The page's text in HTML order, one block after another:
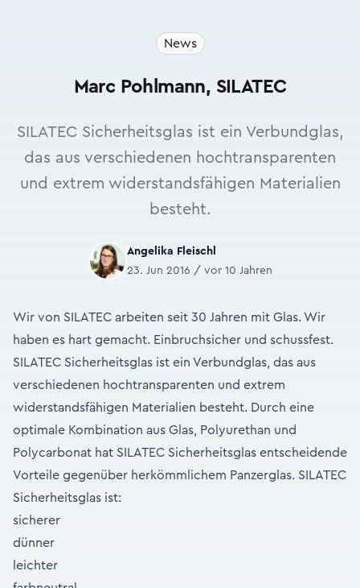
News
Marc Pohlmann, SILATEC
SILATEC Sicherheitsglas ist ein Verbundglas,
das aus verschiedenen hochtransparenten
und extrem widerstandsfähigen Materialien
besteht.
Angelika Fleischl
23. Jun 2016 / vor 10 Jahren
Wir von SILATEC arbeiten seit 30 Jahren mit Glas. Wir
haben es hart gemacht. Einbruchsicher und schussfest.
SILATEC Sicherheitsglas ist ein Verbundglas, das aus
verschiedenen hochtransparenten und extrem
widerstandsfähigen Materialien besteht. Durch eine
optimale Kombination aus Glas, Polyurethan und
Polycarbonat hat SILATEC Sicherheitsglas entscheidende
Vorteile gegenüber herkömmlichem Panzerglas. SILATEC
Sicherheitsglas ist:
sicherer
dünner
leichter